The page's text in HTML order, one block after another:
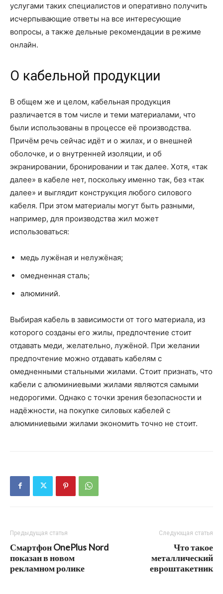
услугами таких специалистов и оперативно получить
исчерпывающие ответы на все интересующие
вопросы, а также дельные рекомендации в режиме
онлайн.
О кабельной продукции
В общем же и целом, кабельная продукция
различается в том числе и теми материалами, что
были использованы в процессе её производства.
Причём речь сейчас идёт и о жилах, и о внешней
оболочке, и о внутренней изоляции, и об
экранировании, бронировании и так далее. Хотя, «так
далее» в кабеле нет, поскольку именно так, без «так
далее» и выглядит конструкция любого силового
кабеля. При этом материалы могут быть разными,
например, для производства жил может
использоваться:
медь лужёная и нелужёная;
омедненная сталь;
алюминий.
Выбирая кабель в зависимости от того материала, из
которого созданы его жилы, предпочтение стоит
отдавать меди, желательно, лужёной. При желании
предпочтение можно отдавать кабелям с
омедненными стальными жилами. Стоит признать, что
кабели с алюминиевыми жилами являются самыми
недорогими. Однако с точки зрения безопасности и
надёжности, на покупке силовых кабелей с
алюминиевыми жилами экономить точно не стоит.
Предыдущая статья
Смартфон OnePlus Nord
показан в новом
рекламном ролике
Следующая статья
Что такое
металлический
евроштакетник